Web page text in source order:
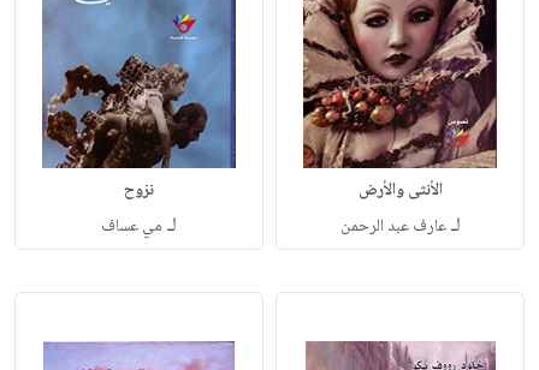
الأنثى والأرض
لـعارف عبد الرحمن
نزوح
لـ مي عساف